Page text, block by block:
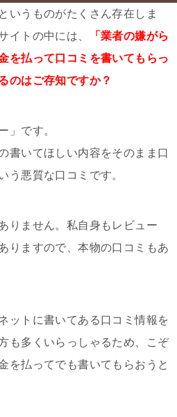
いうものがたくさん存在しま
イトの中には、
「業者の嫌がら
を払って口コミを書いてもらっ
のはご存知ですか？
」です。
書いてほしい内容をそのまま口
う悪質な口コミです。
りません。私自身もレビュー
りますので、本物の口コミもあ
ットに書いてある口コミ情報を
も多くいらっしゃるため、こぞ
を払ってでも書いてもらおうと